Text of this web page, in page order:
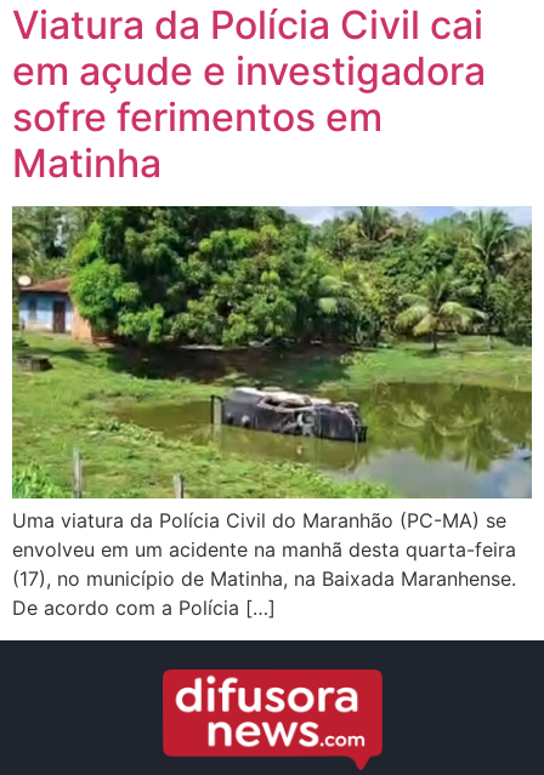
Viatura da Polícia Civil cai
em açude e investigadora
sofre ferimentos em
Matinha
Uma viatura da Polícia Civil do Maranhão (PC-MA) se
envolveu em um acidente na manhã desta quarta-feira
(17), no município de Matinha, na Baixada Maranhense.
De acordo com a Polícia […]